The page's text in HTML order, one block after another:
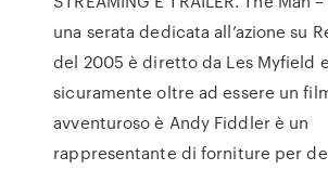
una serata dedicata all’azione su
del 2005 è diretto da Les Myfield e
sicuramente oltre ad essere un
avventuroso è Andy Fiddler è un
rappresentante di forniture per